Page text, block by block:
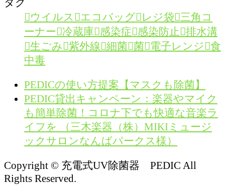
ウイルス
エコバッグ レジ袋
三角コ
ーナー
冷蔵庫 感染症 感染防止
排水溝
生ごみ
紫外線 細菌 菌 電子レンジ
食
中毒
PEDICの使い方提案【マスクも除菌】
PEDIC貸出キャンペーン：楽器やマイク
も簡単除菌！コロナ下でも快適な音楽ラ
イフを （三木楽器（株）MIKIミュージ
ックサロンなんばパークス様）
Copyright © 充電式UV除菌器 PEDIC All
Rights Reserved.